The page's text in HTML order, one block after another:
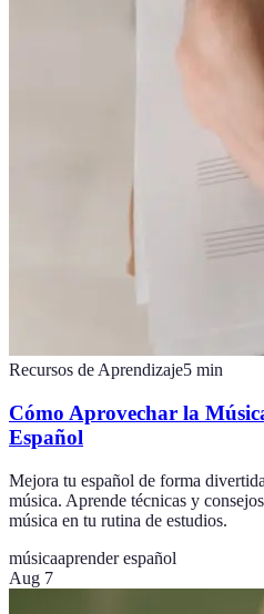
Recursos de Aprendizaje5 min
Cómo Aprovechar la
Español
Mejora tu español de forma
música. Aprende técnicas y
música en tu rutina de estudios.
músicaaprender español
Aug 7